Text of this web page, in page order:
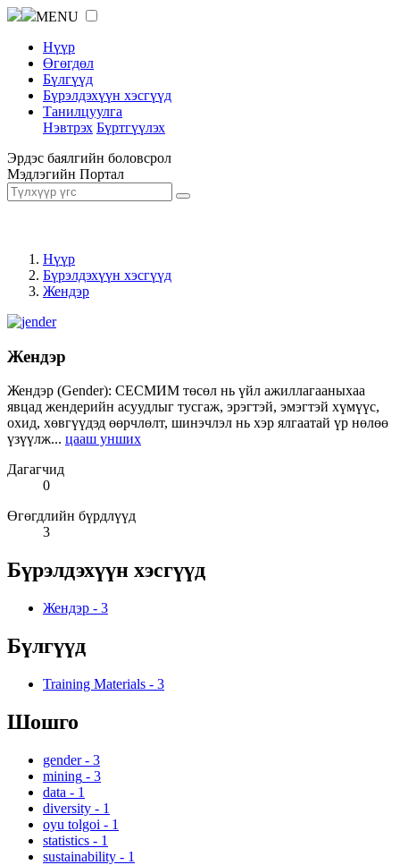
MENU
Нүүр
Өгөгдөл
Бүлгүүд
Бүрэлдэхүүн хэсгүүд
Танилцуулга
Нэвтрэх Бүртгүүлэх
Эрдэс баялгийн боловсрол
Мэдлэгийн Портал
Нүүр
Бүрэлдэхүүн хэсгүүд
Жендэр
Жендэр
Жендэр (Gender): СЕСМИМ төсөл нь үйл ажиллагааныхаа
явцад жендерийн асуудлыг тусгаж, эрэгтэй, эмэгтэй хүмүүс,
охид, хөвгүүдэд өөрчлөлт, шинэчлэл нь хэр ялгаатай үр нөлөө
үзүүлж... цааш унших
Дагагчид
0
Өгөгдлийн бүрдлүүд
3
Бүрэлдэхүүн хэсгүүд
Жендэр - 3
Бүлгүүд
Training Materials - 3
Шошго
gender - 3
mining - 3
data - 1
diversity - 1
oyu tolgoi - 1
statistics - 1
sustainability - 1